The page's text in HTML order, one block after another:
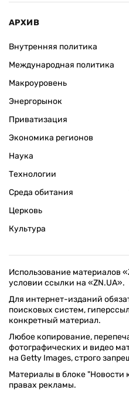
АРХИВ
Внутренняя политика
Международная политика
Макроуровень
Энергорынок
Приватизация
Экономика регионов
Наука
Технологии
Среда обитания
Церковь
Культура
Использование материалов
условии ссылки на «ZN.UA».
Для интернет-изданий
поисковых систем,
конкретный материал.
Любое копирование,
фотографических и видео
на Getty Images, строго
Материалы в блоке
правах рекламы.